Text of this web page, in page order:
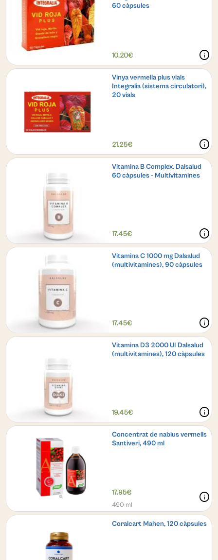
60 càpsules
10.20€ info
Vinya vermella plus vials
Integralia (sistema circulatori),
20 vials
21.25€ info
Vitamina B Complex. Dalsalud
60 càpsules - Multivitamines
17.45€ info
Vitamina C 1000 mg Dalsalud
(multivitamines), 90 càpsules
17.45€ info
Vitamina D3 2000 UI Dalsalud
(multivitamines), 120 càpsules
19.45€ info
Concentrat de nabius vermells
Santiveri, 490 ml
17.95€
490 ml
info
Coralcart Mahen, 120 càpsules